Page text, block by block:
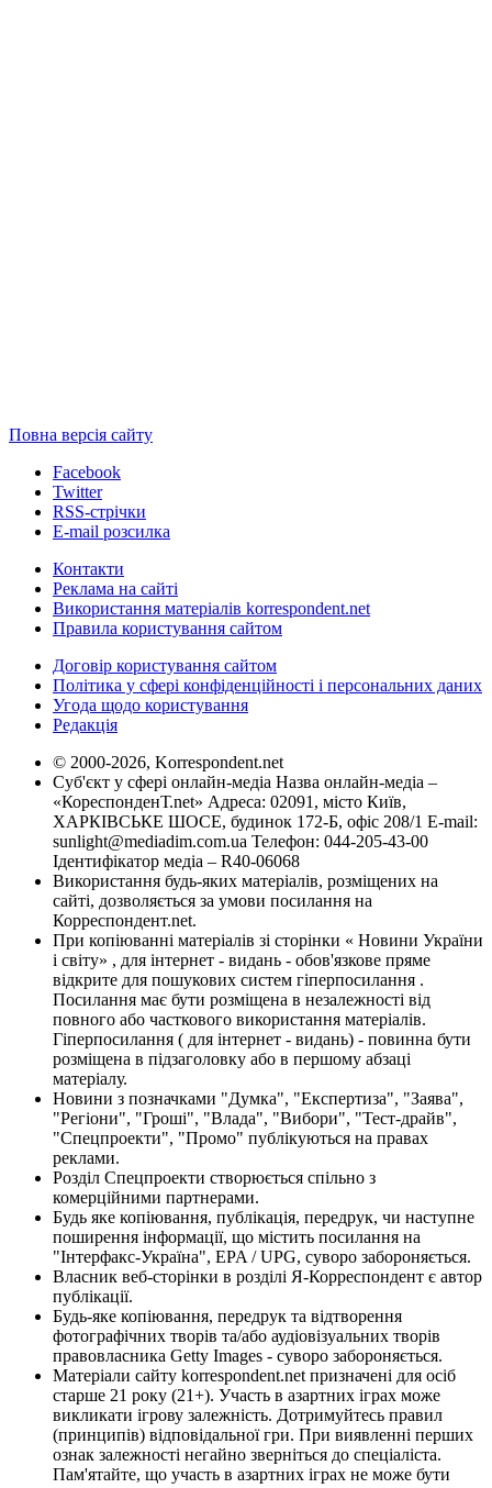
Повна версія сайту
Facebook
Twitter
RSS-стрічки
E-mail розсилка
Контакти
Реклама на сайті
Використання матеріалів korrespondent.net
Правила користування сайтом
Договір користування сайтом
Політика у сфері конфіденційності і персональних даних
Угода щодо користування
Редакція
© 2000-2026, Korrespondent.net
Суб'єкт у сфері онлайн-медіа Назва онлайн-медіа –
«КореспонденТ.net» Адреса: 02091, місто Київ,
ХАРКІВСЬКЕ ШОСЕ, будинок 172-Б, офіс 208/1 E-mail:
sunlight@mediadim.com.ua Телефон: 044-205-43-00
Ідентифікатор медіа – R40-06068
Використання будь-яких матеріалів, розміщених на
сайті, дозволяється за умови посилання на
Корреспондент.net.
При копіюванні матеріалів зі сторінки « Новини України
і світу» , для інтернет - видань - обов'язкове пряме
відкрите для пошукових систем гіперпосилання .
Посилання має бути розміщена в незалежності від
повного або часткового використання матеріалів.
Гіперпосилання ( для інтернет - видань) - повинна бути
розміщена в підзаголовку або в першому абзаці
матеріалу.
Новини з позначками "Думка", "Експертиза", "Заява",
"Регіони", "Гроші", "Влада", "Вибори", "Тест-драйв",
"Спецпроекти", "Промо" публікуються на правах
реклами.
Розділ Спецпроекти створюється спільно з
комерційними партнерами.
Будь яке копіювання, публікація, передрук, чи наступне
поширення інформації, що містить посилання на
"Інтерфакс-Україна", EPA / UPG, суворо забороняється.
Власник веб-сторінки в розділі Я-Корреспондент є автор
публікації.
Будь-яке копіювання, передрук та відтворення
фотографічних творів та/або аудіовізуальних творів
правовласника Getty Images - суворо забороняється.
Матеріали сайту korrespondent.net призначені для осіб
старше 21 року (21+). Участь в азартних іграх може
викликати ігрову залежність. Дотримуйтесь правил
(принципів) відповідальної гри. При виявленні перших
ознак залежності негайно зверніться до спеціаліста.
Пам'ятайте, що участь в азартних іграх не може бути